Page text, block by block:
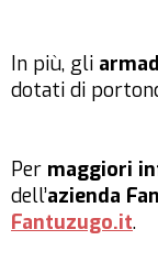
In più, gli
dotati di
Per maggiori
dell’azienda
Fantuzugo.it.